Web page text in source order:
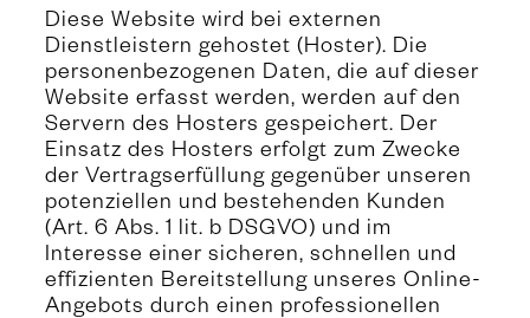
Diese Website wird bei externen
Dienstleistern gehostet (Hoster). Die
personenbezogenen Daten, die auf dieser
Website erfasst werden, werden auf den
Servern des Hosters gespeichert. Der
Einsatz des Hosters erfolgt zum Zwecke
der Vertragserfüllung gegenüber unseren
potenziellen und bestehenden Kunden
(Art. 6 Abs. 1 lit. b DSGVO) und im
Interesse einer sicheren, schnellen und
effizienten Bereitstellung unseres Online-
Angebots durch einen professionellen